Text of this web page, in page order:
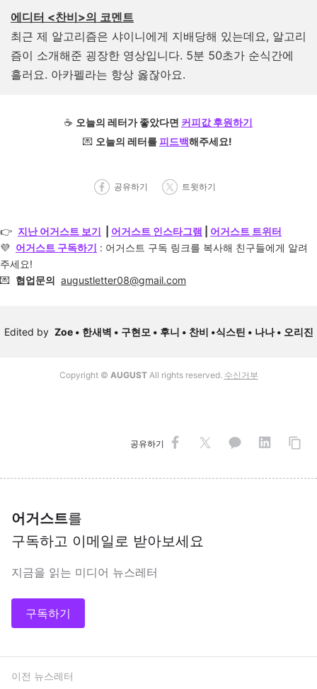
에디터 <찬비>의 코멘트
최근 제 알고리즘은 샤이니에게 지배당해 있는데요, 알고리
즘이 소개해준 굉장한 영상입니다. 5분 50초가 순식간에
흘러요. 아카펠라는 항상 옳잖아요.
☕️ 오늘의 레터가 좋았다면 커피값 후원하기
💌 오늘의 레터를피드백해주세요!
공유하기 트윗하기
👉 지난 어거스트 보기 어거스트 인스타그램
어거스트 트위터
💜 어거스트 구독하기 : 어거스트 구독 링크를 복사해 친구들에게 알려
주세요!
💌 협업문의 augustletter08@gmail.com
Edited by Zoe • 한새벽 • 구현모 • 후니 • 찬비 •식스틴 • 나나 • 오리진
Copyright © AUGUSTAll rights reserved. 수신거부
공유하기
어거스트를
구독하고 이메일로 받아보세요
지금을 읽는 미디어 뉴스레터
구독하기
이전 뉴스레터